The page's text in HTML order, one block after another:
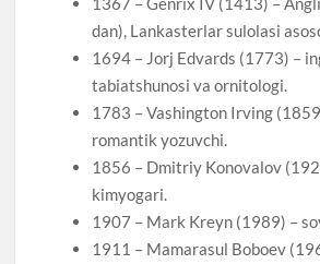
dan), Lankasterlar sulolasi
1694 – Jorj Edvards (1773) –
tabiatshunosi va ornitologi.
1783 – Vashington Irving
romantik yozuvchi.
1856 – Dmitriy Konovalov
kimyogari.
1907 – Mark Kreyn (1989) –
1911 – Mamarasul Boboev